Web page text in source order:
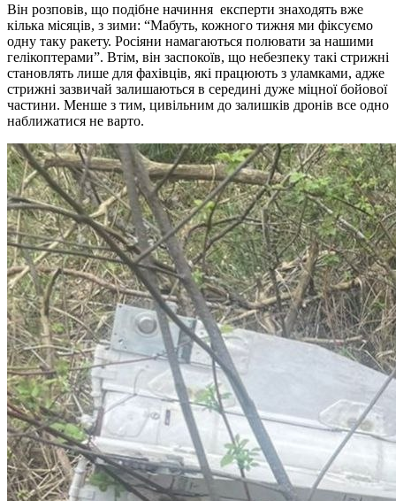
Він розповів, що подібне начиння експерти знаходять вже
кілька місяців, з зими: “Мабуть, кожного тижня ми фіксуємо
одну таку ракету. Росіяни намагаються полювати за нашими
гелікоптерами”. Втім, він заспокоїв, що небезпеку такі стрижні
становлять лише для фахівців, які працюють з уламками, адже
стрижні зазвичай залишаються в середині дуже міцної бойової
частини. Менше з тим, цивільним до залишків дронів все одно
наближатися не варто.